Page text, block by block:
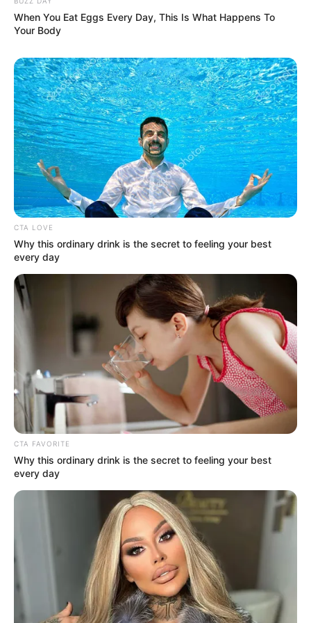
When You Eat Eggs Every Day, This Is What Happens To
Your Body
CTA LOVE
Why this ordinary drink is the secret to feeling your best
every day
CTA FAVORITE
Why this ordinary drink is the secret to feeling your best
every day